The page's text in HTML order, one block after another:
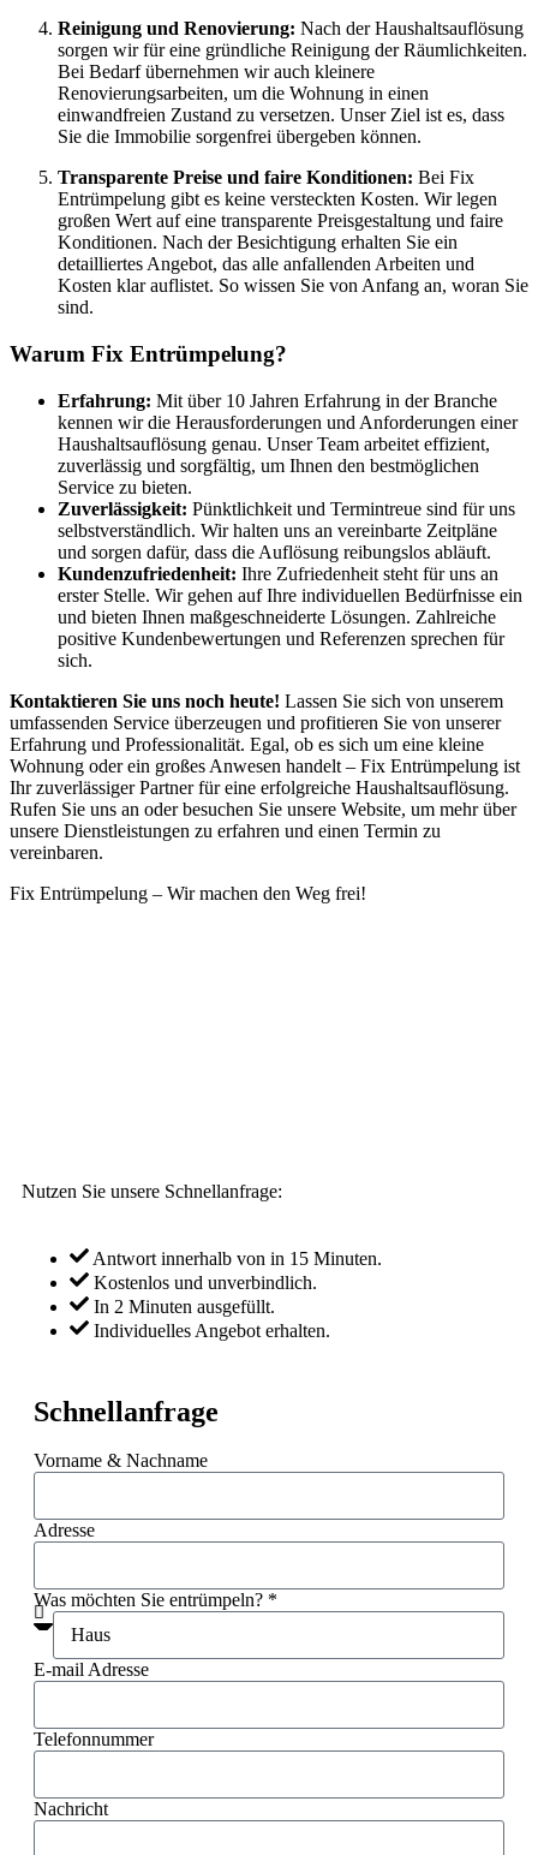
Reinigung und Renovierung: Nach der Haushaltsauflösung
sorgen wir für eine gründliche Reinigung der Räumlichkeiten.
Bei Bedarf übernehmen wir auch kleinere
Renovierungsarbeiten, um die Wohnung in einen
einwandfreien Zustand zu versetzen. Unser Ziel ist es, dass
Sie die Immobilie sorgenfrei übergeben können.
Transparente Preise und faire Konditionen: Bei Fix
Entrümpelung gibt es keine versteckten Kosten. Wir legen
großen Wert auf eine transparente Preisgestaltung und faire
Konditionen. Nach der Besichtigung erhalten Sie ein
detailliertes Angebot, das alle anfallenden Arbeiten und
Kosten klar auflistet. So wissen Sie von Anfang an, woran Sie
sind.
Warum Fix Entrümpelung?
Erfahrung: Mit über 10 Jahren Erfahrung in der Branche
kennen wir die Herausforderungen und Anforderungen einer
Haushaltsauflösung genau. Unser Team arbeitet effizient,
zuverlässig und sorgfältig, um Ihnen den bestmöglichen
Service zu bieten.
Zuverlässigkeit: Pünktlichkeit und Termintreue sind für uns
selbstverständlich. Wir halten uns an vereinbarte Zeitpläne
und sorgen dafür, dass die Auflösung reibungslos abläuft.
Kundenzufriedenheit: Ihre Zufriedenheit steht für uns an
erster Stelle. Wir gehen auf Ihre individuellen Bedürfnisse ein
und bieten Ihnen maßgeschneiderte Lösungen. Zahlreiche
positive Kundenbewertungen und Referenzen sprechen für
sich.
Kontaktieren Sie uns noch heute! Lassen Sie sich von unserem
umfassenden Service überzeugen und profitieren Sie von unserer
Erfahrung und Professionalität. Egal, ob es sich um eine kleine
Wohnung oder ein großes Anwesen handelt – Fix Entrümpelung ist
Ihr zuverlässiger Partner für eine erfolgreiche Haushaltsauflösung.
Rufen Sie uns an oder besuchen Sie unsere Website, um mehr über
unsere Dienstleistungen zu erfahren und einen Termin zu
vereinbaren.
Fix Entrümpelung – Wir machen den Weg frei!
Nutzen Sie unsere Schnellanfrage:
Antwort innerhalb von in 15 Minuten.
Kostenlos und unverbindlich.
In 2 Minuten ausgefüllt.
Individuelles Angebot erhalten.
Schnellanfrage
Vorname & Nachname
Adresse
Was möchten Sie entrümpeln? *
E-mail Adresse
Telefonnummer
Nachricht